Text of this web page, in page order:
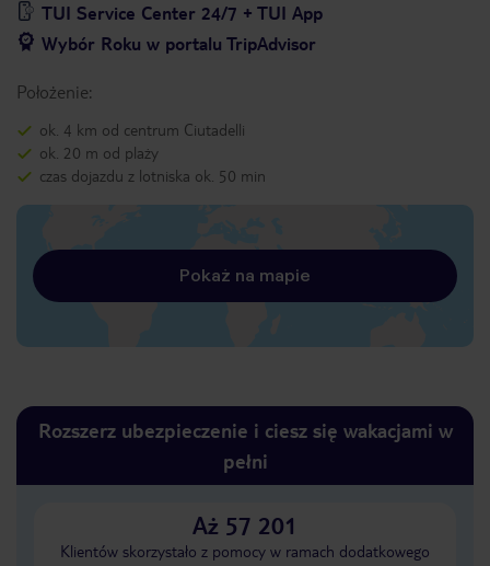
TUI Service Center 24/7 + TUI App
Wybór Roku w portalu TripAdvisor
Położenie:
ok. 4 km od centrum Ciutadelli
ok. 20 m od plaży
czas dojazdu z lotniska ok. 50 min
Pokaż na mapie
Rozszerz ubezpieczenie i ciesz się wakacjami w
pełni
Aż 57 201
Klientów skorzystało z pomocy w ramach dodatkowego